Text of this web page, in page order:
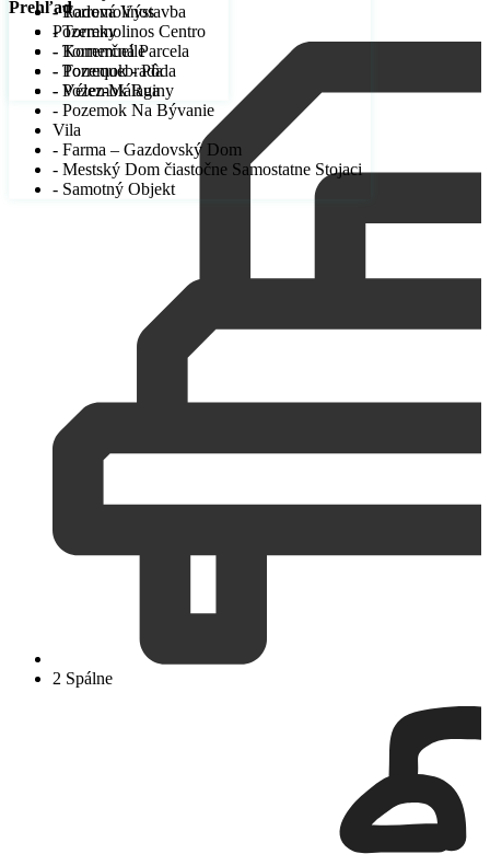
- Radová Výstavba
Pozemky
- Komerčná Parcela
- Pozemok - Pôda
- Pozemok Ruiny
- Pozemok Na Bývanie
Vila
- Farma – Gazdovský Dom
- Mestský Dom čiastočne Samostatne Stojaci
- Samotný Objekt
- Torremolinos
- Torremolinos Centro
- Torremuelle
- Torrequebrada
- Vélez-Málaga
Prehľad
2 Spálne